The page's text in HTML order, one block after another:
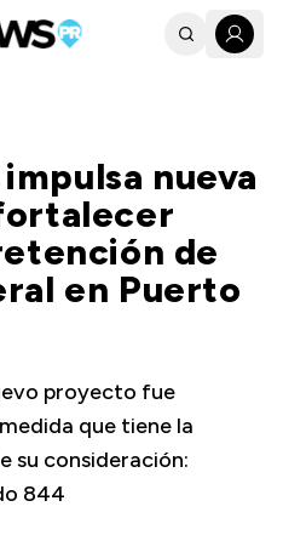
nueva
de
en Puerto
proyecto fue
que tiene la
su consideración:
844